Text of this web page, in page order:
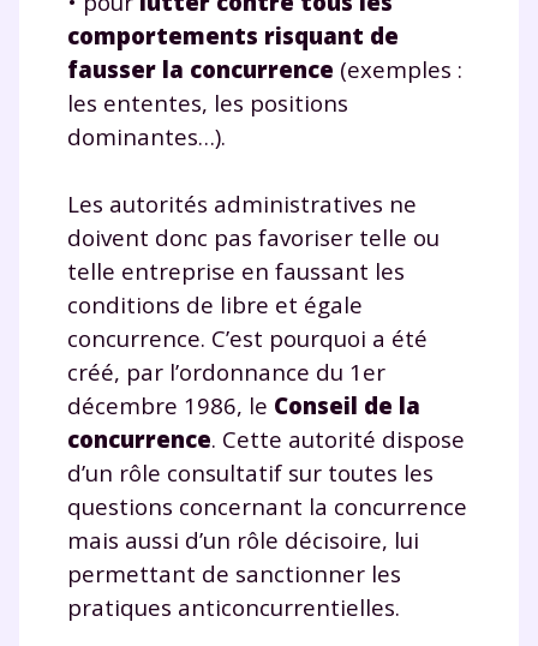
comportements risquant de
fausser la concurrence (exemples :
les ententes, les positions
dominantes…).
Les autorités administratives ne
doivent donc pas favoriser telle ou
telle entreprise en faussant les
conditions de libre et égale
concurrence. C’est pourquoi a été
créé, par l’ordonnance du 1er
décembre 1986, le Conseil de la
concurrence. Cette autorité dispose
d’un rôle consultatif sur toutes les
questions concernant la concurrence
mais aussi d’un rôle décisoire, lui
permettant de sanctionner les
pratiques anticoncurrentielles.